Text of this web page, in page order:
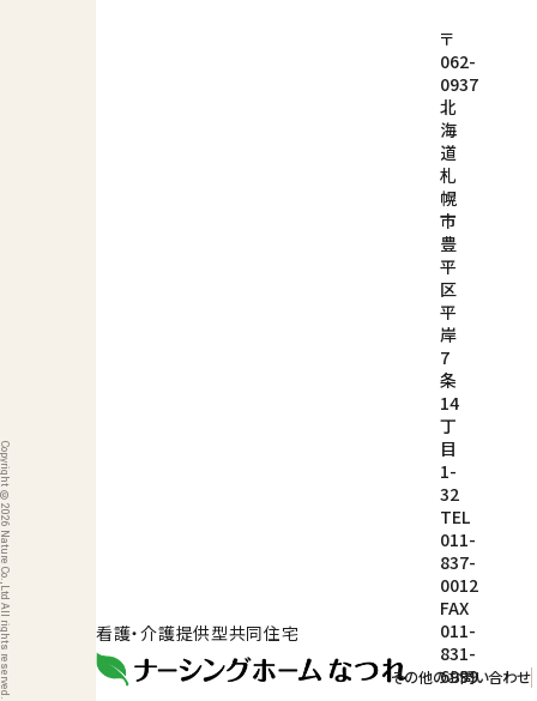
その他のお問い合わせ
看護・介護提供型共同住宅
〒
062-
0937
北
海
道
札
幌
市
豊
平
区
平
岸
7
条
14
丁
目
1-
32
TEL
011-
837-
0012
FAX
011-
831-
6999
Copyright © 2026 Nature Co.,Ltd All rights reserved.